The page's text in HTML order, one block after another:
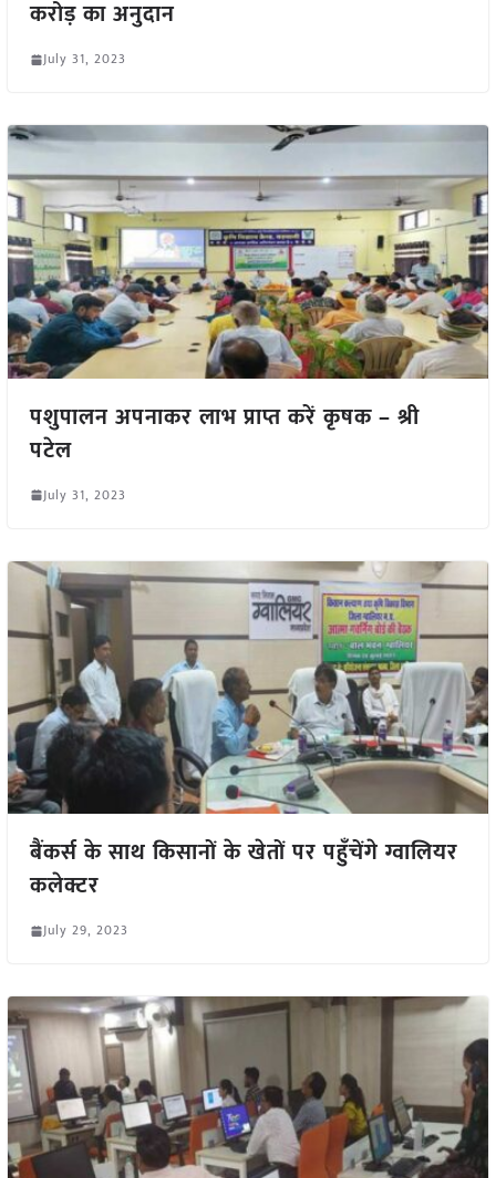
करोड़ का अनुदान
July 31, 2023
पशुपालन अपनाकर लाभ प्राप्त करें कृषक – श्री
पटेल
July 31, 2023
बैंकर्स के साथ किसानों के खेतों पर पहुँचेंगे ग्वालियर
कलेक्टर
July 29, 2023